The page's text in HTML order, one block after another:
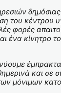
δημόσιας
του κέντρου
φορές
ένα κίνητρο
και σε
μόνιμων